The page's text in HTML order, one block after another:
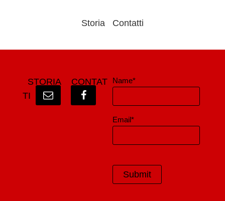
Storia Contatti
STORIA
CONTAT
TI
Name*
Email*